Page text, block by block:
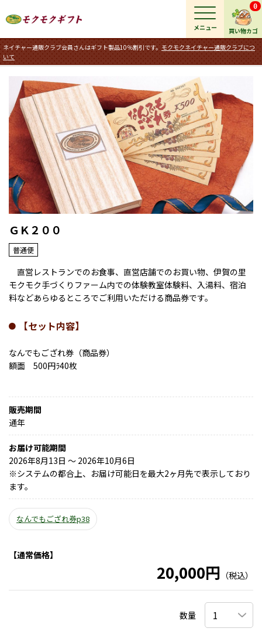
買い物カゴ
0
ネイチャー通販クラブ会員さんはギフト製品10％割引です。 モクモクネイチャー通販クラブにつ
いて
メニュー
ＧＫ２００
普通便
直営レストランでのお食事、直営店舗でのお買い物、伊賀の里
モクモク手づくりファーム内での体験教室体験料、入湯料、宿泊
料などあらゆるところでご利用いただける商品券です。
【セット内容】
なんでもござれ券（商品券）
額面 500円ﾗ40枚
販売期間
通年
お届け可能期間
2026年8月13日 ～ 2026年10月6日
※システムの都合上、お届け可能日を最大2ヶ月先で表示しており
ます。
なんでもござれ券p38
【通常価格】
20,000円 （税込）
数量